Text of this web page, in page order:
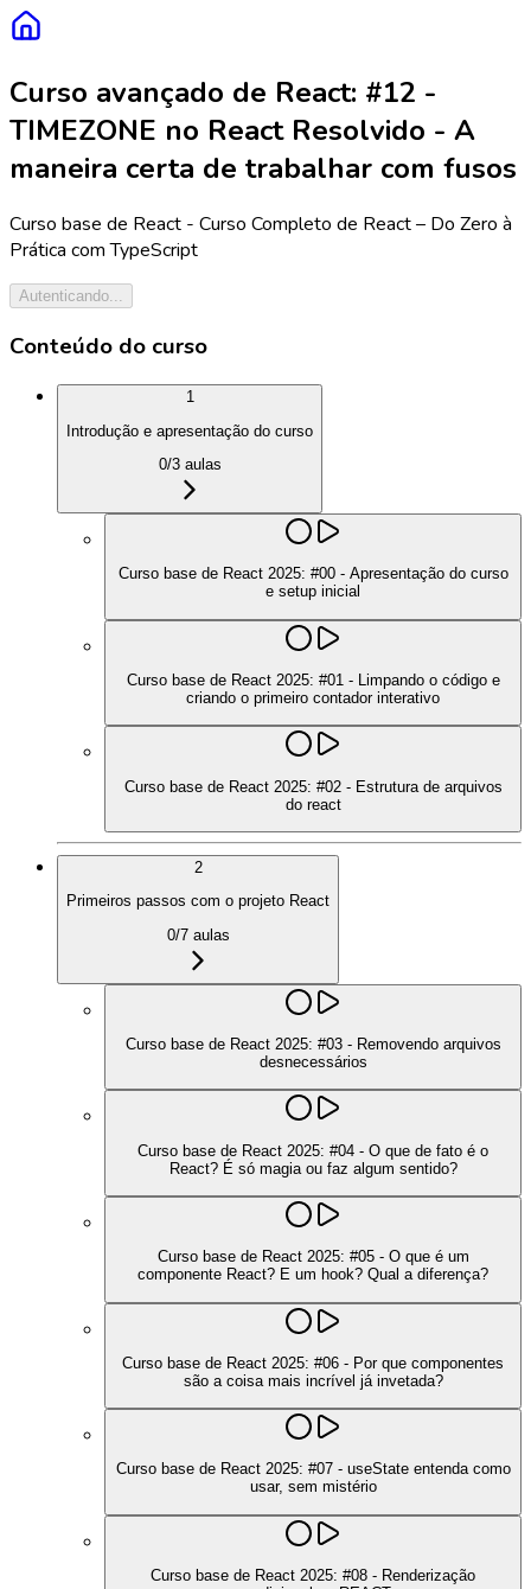
Curso avançado de React: #12 -
TIMEZONE no React Resolvido - A
maneira certa de trabalhar com fusos
Curso base de React - Curso Completo de React – Do Zero à
Prática com TypeScript
Autenticando...
Conteúdo do curso
1
Introdução e apresentação do curso
0/3aulas
Curso base de React 2025: #00 - Apresentação do curso
e setup inicial
Curso base de React 2025: #01 - Limpando o código e
criando o primeiro contador interativo
Curso base de React 2025: #02 - Estrutura de arquivos
do react
2
Primeiros passos com o projeto React
0/7aulas
Curso base de React 2025: #03 - Removendo arquivos
desnecessários
Curso base de React 2025: #04 - O que de fato é o
React? É só magia ou faz algum sentido?
Curso base de React 2025: #05 - O que é um
componente React? E um hook? Qual a diferença?
Curso base de React 2025: #06 - Por que componentes
são a coisa mais incrível já invetada?
Curso base de React 2025: #07 - useState entenda como
usar, sem mistério
Curso base de React 2025: #08 - Renderização